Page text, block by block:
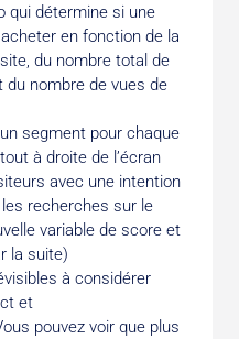
qui détermine si une
en fonction de la
du nombre total de
du nombre de vues de
segment pour chaque
à droite de l’écran
avec une intention
recherches sur le
variable de score et
la suite)
à considérer
et
pouvez voir que plus